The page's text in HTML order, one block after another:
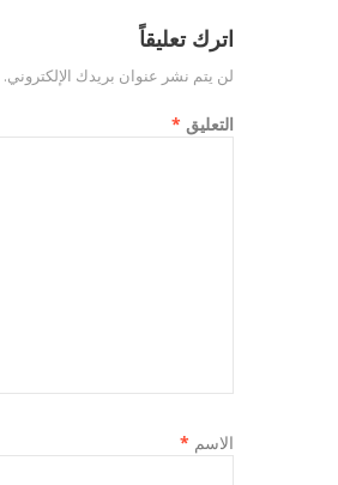
اترك تعليقاً
لن يتم نشر عنوان بريدك الإلكتروني.
التعليق *
الاسم *